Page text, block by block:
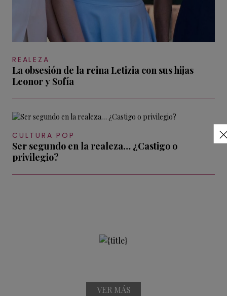
REALEZA
La obsesión de la reina Letizia con sus hijas
Leonor y Sofía
CULTURA POP
Ser segundo en la realeza… ¿Castigo o
privilegio?
VER MÁS